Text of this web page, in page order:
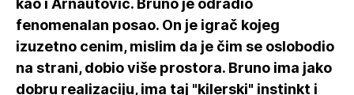
kao i Arnautović. Bruno je odradio
fenomenalan posao. On je igrač kojeg
izuzetno cenim, mislim da je čim se oslobodio
na strani, dobio više prostora. Bruno ima jako
dobru realizaciju, ima taj "kilerski" instinkt i